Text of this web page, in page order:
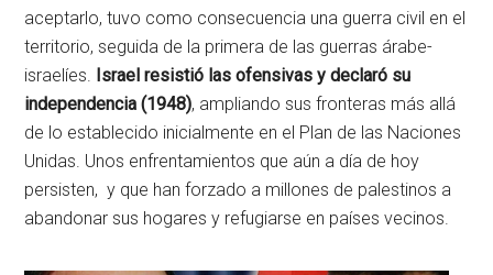
aceptarlo, tuvo como consecuencia una guerra civil en el
territorio, seguida de la primera de las guerras árabe-
israelíes. Israel resistió las ofensivas y declaró su
independencia (1948), ampliando sus fronteras más allá
de lo establecido inicialmente en el Plan de las Naciones
Unidas. Unos enfrentamientos que aún a día de hoy
persisten, y que han forzado a millones de palestinos a
abandonar sus hogares y refugiarse en países vecinos.